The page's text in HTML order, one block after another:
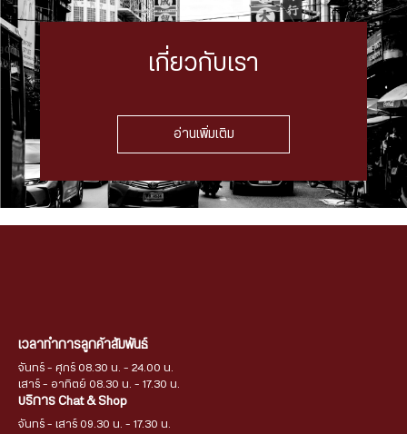
เกี่ยวกับเรา
อ่านเพิ่มเติม
เวลาทำการลูกค้าสัมพันธ์
จันทร์ - ศุกร์ 08.30 น. - 24.00 น.
เสาร์ - อาทิตย์ 08.30 น. - 17.30 น.
บริการ Chat & Shop
จันทร์ - เสาร์ 09.30 น. - 17.30 น.